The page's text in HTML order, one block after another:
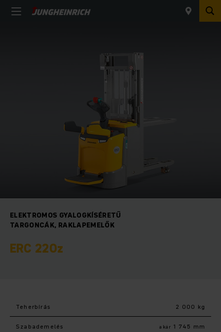
ELEKTROMOS GYALOGKÍSÉRETŰ
TARGONCÁK, RAKLAPEMELŐK
ERC 220z
Teherbírás 2 000 kg
Szabademelés akár 1 745 mm